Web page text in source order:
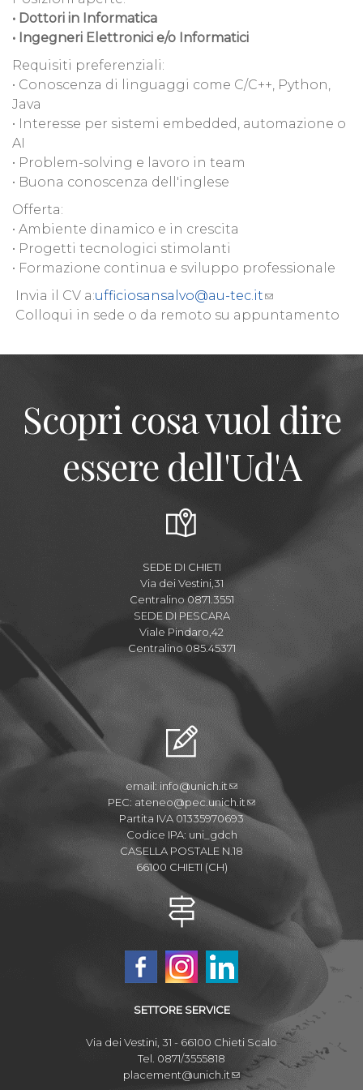
• Dottori in Informatica
• Ingegneri Elettronici e/o Informatici
Requisiti preferenziali:
• Conoscenza di linguaggi come C/C++, Python,
Java
• Interesse per sistemi embedded, automazione o
AI
• Problem-solving e lavoro in team
• Buona conoscenza dell'inglese
Offerta:
• Ambiente dinamico e in crescita
• Progetti tecnologici stimolanti
• Formazione continua e sviluppo professionale
Invia il CV a:ufficiosansalvo@au-tec.it
Colloqui in sede o da remoto su appuntamento
Scopri cosa vuol dire
essere dell'Ud'A
SEDE DI CHIETI
Via dei Vestini,31
Centralino 0871.3551
SEDE DI PESCARA
Viale Pindaro,42
Centralino 085.45371
email: info@unich.it
PEC: ateneo@pec.unich.it
Partita IVA 01335970693
Codice IPA: uni_gdch
CASELLA POSTALE N.18
66100 CHIETI (CH)
SETTORE SERVICE
Via dei Vestini, 31 - 66100 Chieti Scalo
Tel. 0871/3555818
placement@unich.it